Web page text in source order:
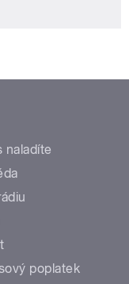
naladíte
poplatek